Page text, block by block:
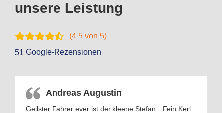
unsere Leistung
(4.5 von 5)
51 Google-Rezensionen
Andreas Augustin
Geilster Fahrer ever ist der kleene Stefan…Fein Kerl